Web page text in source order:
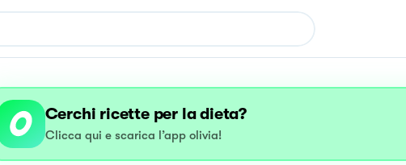
Cerchi ricette per la dieta?
Clicca qui e scarica l’app olivia!